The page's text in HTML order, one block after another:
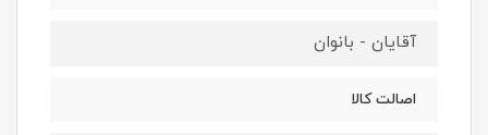
آقایان - بانوان
اصالت کالا